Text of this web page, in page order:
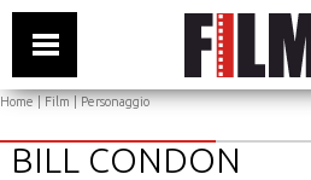
Home|Film| Personaggio
BILL CONDON